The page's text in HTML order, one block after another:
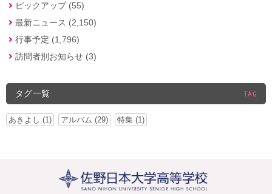
ピックアップ (55)
最新ニュース (2,150)
行事予定 (1,796)
訪問者別お知らせ (3)
タグ一覧 TAG
あきよし (1) アルバム (29) 特集 (1)